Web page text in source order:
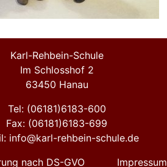
Karl-Rehbein-Schule
Im Schlosshof 2
63450 Hanau
Tel: (06181)6183-600
Fax: (06181)6183-699
info@karl-rehbein-schule.de
nach DS-GVO
Impressum